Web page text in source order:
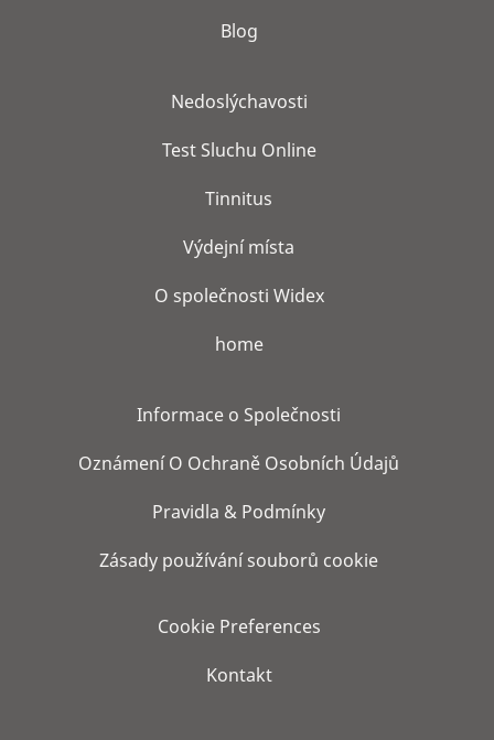
Blog
Nedoslýchavosti
Test Sluchu Online
Tinnitus
Výdejní místa
O společnosti Widex
home
Informace o Společnosti
Oznámení O Ochraně Osobních Údajů
Pravidla & Podmínky
Zásady používání souborů cookie
Cookie Preferences
Kontakt